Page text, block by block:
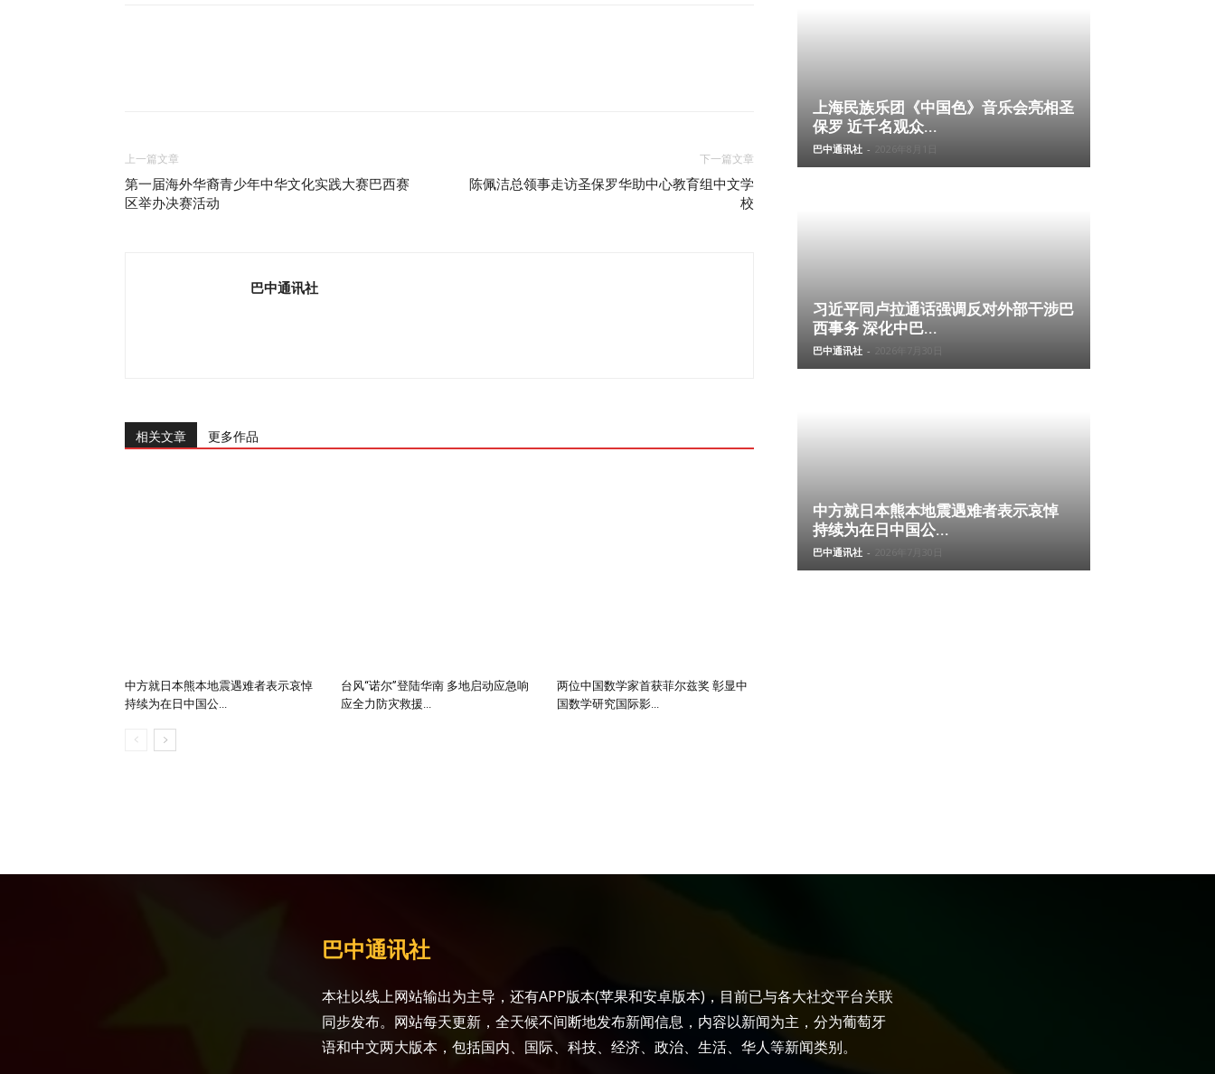
上一篇文章
第一届海外华裔青少年中华文化实践大赛巴西赛
区举办决赛活动
下一篇文章
陈佩洁总领事走访圣保罗华助中心教育组中文学
校
巴中通讯社
相关文章 更多作品
中方就日本熊本地震遇难者表示哀悼
持续为在日中国公...
台风“诺尔”登陆华南 多地启动应急响
应全力防灾救援...
两位中国数学家首获菲尔兹奖 彰显中
国数学研究国际影...
上海民族乐团《中国色》音乐会亮相圣
保罗 近千名观众...
巴中通讯社 -
习近平同卢拉通话强调反对外部干涉巴
西事务 深化中巴...
巴中通讯社 - 2026年7月30日
中方就日本熊本地震遇难者表示哀悼
持续为在日中国公...
巴中通讯社 - 2026年7月30日
巴中通讯社
本社以线上网站输出为主导，还有APP版本(苹果和安卓版本)，目前已与各大社交平台关联
同步发布。网站每天更新，全天候不间断地发布新闻信息，内容以新闻为主，分为葡萄牙
语和中文两大版本，包括国内、国际、科技、经济、政治、生活、华人等新闻类别。